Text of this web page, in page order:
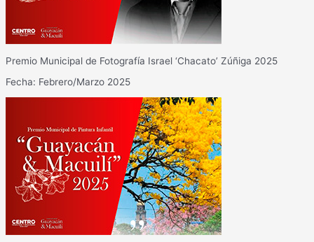
Premio Municipal de Fotografía Israel ‘Chacato’ Zúñiga 2025
Fecha: Febrero/Marzo 2025